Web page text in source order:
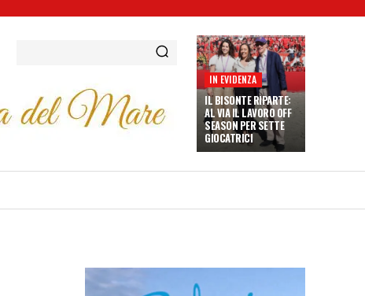
IN EVIDENZA
IL BISONTE RIPARTE:
AL VIA IL LAVORO OFF
SEASON PER SETTE
GIOCATRICI